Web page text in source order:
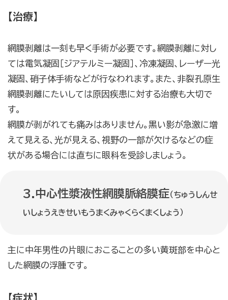
【治療】
網膜剥離は一刻も早く手術が必要です。網膜剥離に対し
ては電気凝固［ジアテルミー凝固］、冷凍凝固、レーザー光
凝固、硝子体手術などが行なわれます。また、非裂孔原生
網膜剥離にたいしては原因疾患に対する治療も大切で
す。
網膜が剥がれても痛みはありません。黒い影が急激に増
えて見える、光が見える、視野の一部が欠けるなどの症
状がある場合には直ちに眼科を受診しましょう。
3.中心性漿液性網膜脈絡膜症（ちゅうしんせ
いしょうえきせいもうまくみゃくらくまくしょう）
主に中年男性の片眼におこることの多い黄斑部を中心と
した網膜の浮腫です。
【症状】